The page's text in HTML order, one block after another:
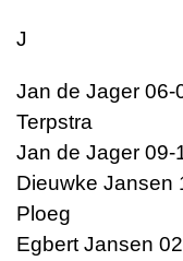
J
Jan de Jager 06-
Terpstra
Jan de Jager 09-
Dieuwke Jansen
Ploeg
Egbert Jansen